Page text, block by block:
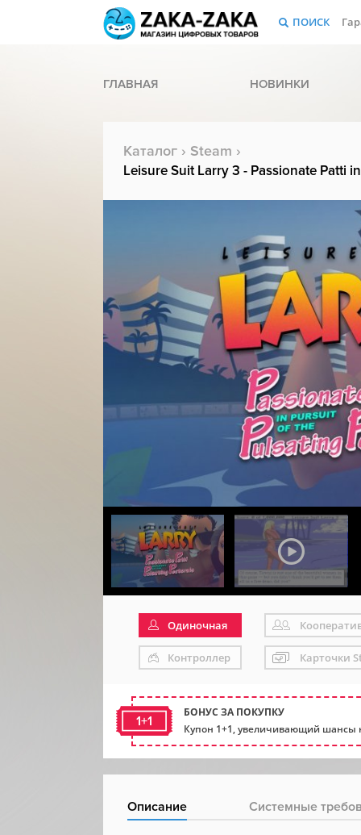
ПОИСК
ГЛАВНАЯ НОВИНКИ
Каталог › Steam ›
Leisure Suit Larry 3 - Passionate Patti
Одиночная
Контроллер Карточки
1+1
БОНУС ЗА ПОКУПКУ
Купон 1+1, увеличивающий шансы
Описание Системные